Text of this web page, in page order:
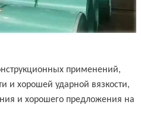
применений,
и хорошей ударной вязкости,
и хорошего предложения на